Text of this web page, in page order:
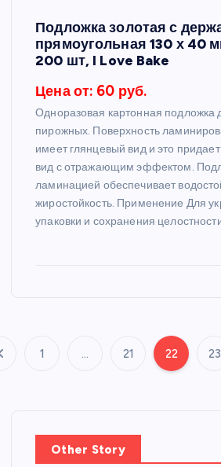
Подложка золотая с
прямоугольная 130 х 40
200 шт, I Love Bake
Цена от: 60 руб.
Одноразовая картонная подложка
пирожных. Поверхность
имеет глянцевый вид и это
вид с отражающим эффектом.
ламинацией обеспечивает
жиростойкость. Применение Для
упаковки и сохранения
П
1 … 21 22 23
Other Story